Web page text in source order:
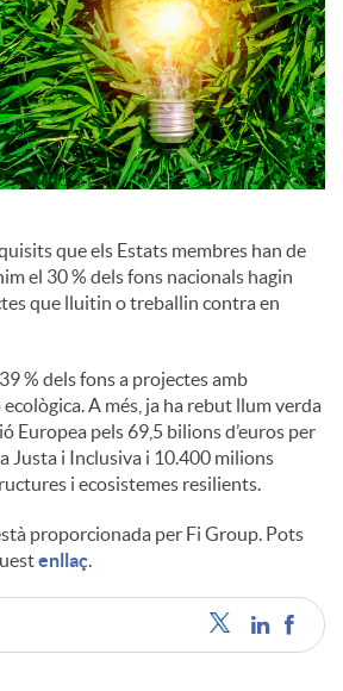
que els Estats membres han de
el 30 % dels fons nacionals hagin
que lluitin o treballin contra en
% dels fons a projectes amb
A més, ja ha rebut llum verda
Europea pels 69,5 bilions d’euros per
Justa i Inclusiva i 10.400 milions
i ecosistemes resilients.
proporcionada per Fi Group. Pots
enllaç.